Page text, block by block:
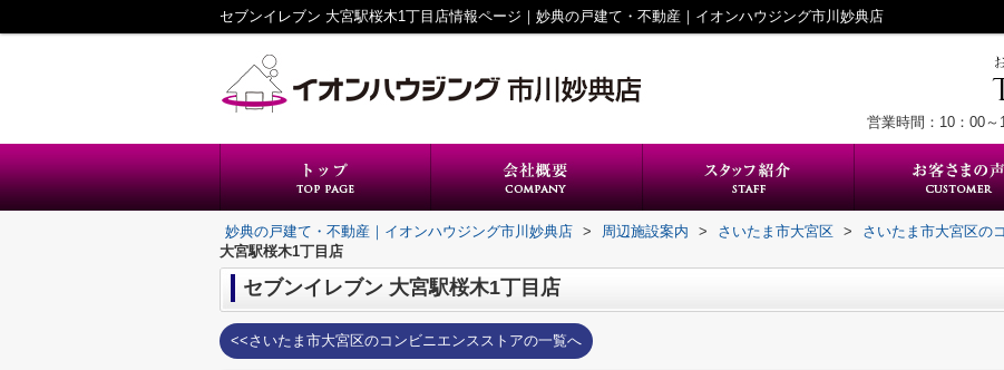
セブンイレブン 大宮駅桜木1丁目店情報ページ｜妙典の戸建て・不動産｜イオンハウジング市川妙典店
営業時間：10：00～
妙典の戸建て・不動産｜イオンハウジング市川妙典店 > 周辺施設案内 > さいたま市大宮区 > さいたま市大宮区の
大宮駅桜木1丁目店
セブンイレブン 大宮駅桜木1丁目店
<<さいたま市大宮区のコンビニエンスストアの一覧へ